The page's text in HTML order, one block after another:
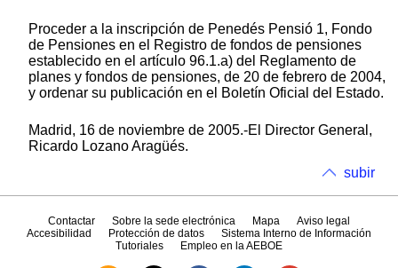
Proceder a la inscripción de Penedés Pensió 1, Fondo
de Pensiones en el Registro de fondos de pensiones
establecido en el artículo 96.1.a) del Reglamento de
planes y fondos de pensiones, de 20 de febrero de 2004,
y ordenar su publicación en el Boletín Oficial del Estado.
Madrid, 16 de noviembre de 2005.-El Director General,
Ricardo Lozano Aragüés.
subir
Contactar Sobre la sede electrónica Mapa
Aviso legal
Accesibilidad
Protección de datos
Sistema Interno de Información
Tutoriales
Empleo en la AEBOE